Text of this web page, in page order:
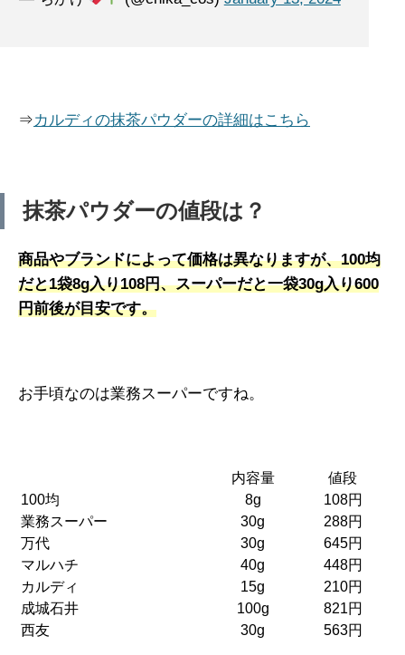
⇒カルディの抹茶パウダーの詳細はこちら
抹茶パウダーの値段は？
商品やブランドによって価格は異なりますが、100均
だと1袋8g入り108円、スーパーだと一袋30g入り600
円前後が目安です。
お手頃なのは業務スーパーですね。
内容量
値段
100均
8g
108円
業務スーパー
30g
288円
万代
30g
645円
マルハチ
40g
448円
カルディ
15g
210円
成城石井
100g
821円
西友
30g 563円